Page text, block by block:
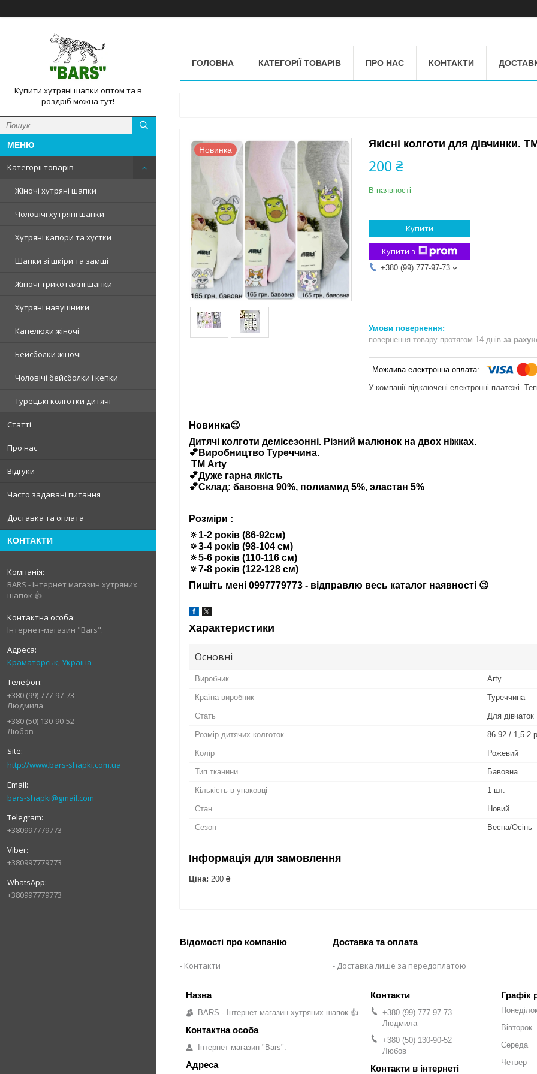
Купити хутряні шапки оптом та в
роздріб можна тут!
Категорії товарів
Жіночі хутряні шапки
Чоловічі хутряні шапки
Хутряні капори та хустки
Шапки зі шкіри та замші
Жіночі трикотажні шапки
Хутряні навушники
Капелюхи жіночі
Бейсболки жіночі
Чоловічі бейсболки і кепки
Турецькі колготки дитячі
Статті
Про нас
Відгуки
Часто задавані питання
Доставка та оплата
КОНТАКТИ
BARS - Інтернет магазин хутряних
шапок 👍
Інтернет-магазин "Bars".
Краматорськ, Україна
+380 (99) 777-97-73
Людмила
+380 (50) 130-90-52
Любов
http://www.bars-shapki.com.ua
bars-shapki@gmail.com
+380997779773
+380997779773
+380997779773
ГОЛОВНА КАТЕГОРІЇ ТОВАРІВ ПРО НАС КОНТАКТИ
Новинка Якісні колготи для дівчинки.
200 ₴
В наявності
Купити
Купити з
+380 (99) 777-97-73
повернення товару протягом 14 днів за
У компанії підключені електронні платежі.
Новинка😍
Дитячі колготи демісезонні. Різний малюнок на двох ніжках.
💕Виробництво Туреччина.
ТМ Arty
💕Дуже гарна якість
💕Склад: бавовна 90%, полиамид 5%, эластан 5%
Розміри :
🔅1-2 років (86-92см)
🔅3-4 років (98-104 см)
🔅5-6 років (110-116 см)
🔅7-8 років (122-128 см)
Пишіть мені 0997779773 - відправлю весь каталог наявності 😉
Характеристики
Основні
Виробник Arty
Країна виробник Туреччина
Стать Для дівчаток
Розмір дитячих колготок 86-92 / 1,5-2
Колір Рожевий
Тип тканини Бавовна
Кількість в упаковці 1 шт.
Стан Новий
Сезон Весна/Осінь
Інформація для замовлення
Ціна: 200 ₴
Відомості про компанію
Контакти
Доставка та оплата
Доставка лише за передоплатою
BARS - Інтернет магазин хутряних шапок 👍
Інтернет-магазин "Bars".
+380 (99) 777-97-73
Людмила
+380 (50) 130-90-52
Любов
Графік
Вівторок
Середа
Четвер